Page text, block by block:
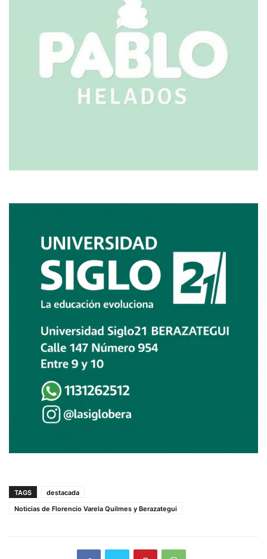
TAGS
destacada
Noticias de Florencio Varela Quilmes y Berazategui